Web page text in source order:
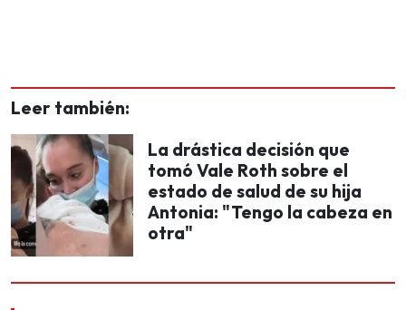
Leer también:
La drástica decisión que
tomó Vale Roth sobre el
estado de salud de su hija
Antonia: "Tengo la cabeza en
otra"